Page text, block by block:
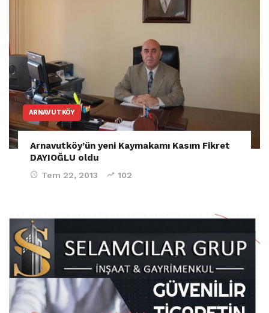
ARNAVUTKÖY
Arnavutköy’ün yeni Kaymakamı Kasım Fikret
DAYIOĞLU oldu
Tem 22, 2013 102